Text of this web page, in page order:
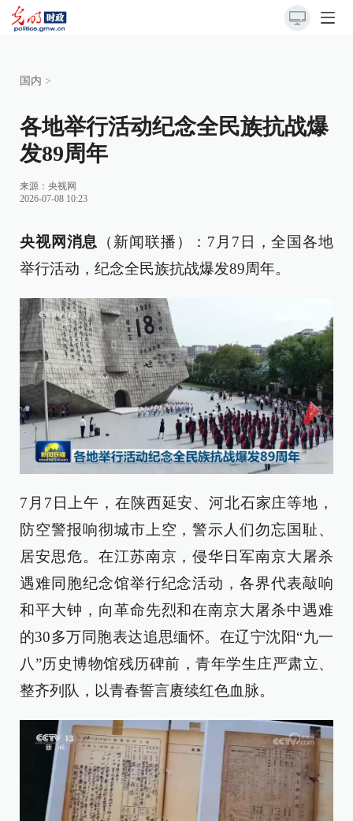
国内 >
各地举行活动纪念全民族抗战爆
发89周年
来源： 央视网
2026-07-08 10:23
央视网消息
（新闻联播）：7月7日，全国各地
举行活动，纪念全民族抗战爆发89周年。
7月7日上午，在陕西延安、河北石家庄等地，
防空警报响彻城市上空，警示人们勿忘国耻、
居安思危。在江苏南京，侵华日军南京大屠杀
遇难同胞纪念馆举行纪念活动，各界代表敲响
和平大钟，向革命先烈和在南京大屠杀中遇难
的30多万同胞表达追思缅怀。在辽宁沈阳“九一
八”历史博物馆残历碑前，青年学生庄严肃立、
整齐列队，以青春誓言赓续红色血脉。